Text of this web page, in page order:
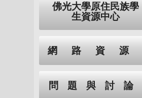
佛光大學原住民族學
生資源中心
網路資源
問題與討論